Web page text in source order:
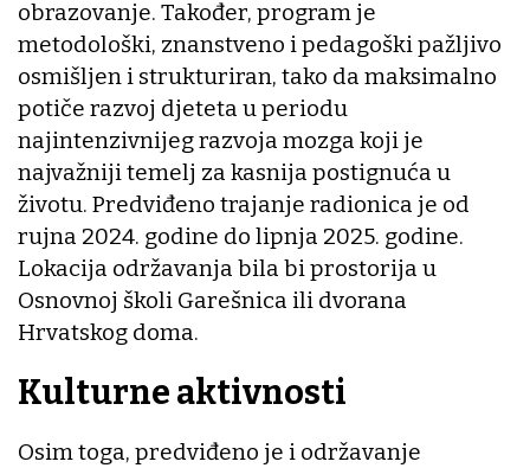
obrazovanje. Također, program je
metodološki, znanstveno i pedagoški pažljivo
osmišljen i strukturiran, tako da maksimalno
potiče razvoj djeteta u periodu
najintenzivnijeg razvoja mozga koji je
najvažniji temelj za kasnija postignuća u
životu. Predviđeno trajanje radionica je od
rujna 2024. godine do lipnja 2025. godine.
Lokacija održavanja bila bi prostorija u
Osnovnoj školi Garešnica ili dvorana
Hrvatskog doma.
Kulturne aktivnosti
Osim toga, predviđeno je i održavanje